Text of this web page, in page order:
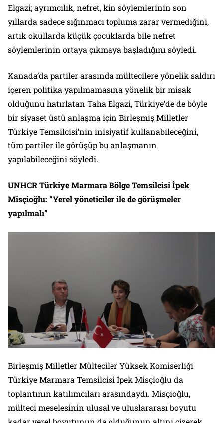
Elgazi; ayrımcılık, nefret, kin söylemlerinin son
yıllarda sadece sığınmacı topluma zarar vermediğini,
artık okullarda küçük çocuklarda bile nefret
söylemlerinin ortaya çıkmaya başladığını söyledi.
Kanada’da partiler arasında mültecilere yönelik saldırı
içeren politika yapılmamasına yönelik bir misak
olduğunu hatırlatan Taha Elgazi, Türkiye’de de böyle
bir siyaset üstü anlaşma için Birleşmiş Milletler
Türkiye Temsilcisi’nin inisiyatif kullanabileceğini,
tüm partiler ile görüşüp bu anlaşmanın
yapılabileceğini söyledi.
UNHCR Türkiye Marmara Bölge Temsilcisi İpek
Misçioğlu: “Yerel yöneticiler ile de görüşmeler
yapılmalı”
Birleşmiş Milletler Mülteciler Yüksek Komiserliği
Türkiye Marmara Temsilcisi İpek Misçioğlu da
toplantının katılımcıları arasındaydı. Misçioğlu,
mülteci meselesinin ulusal ve uluslararası boyutu